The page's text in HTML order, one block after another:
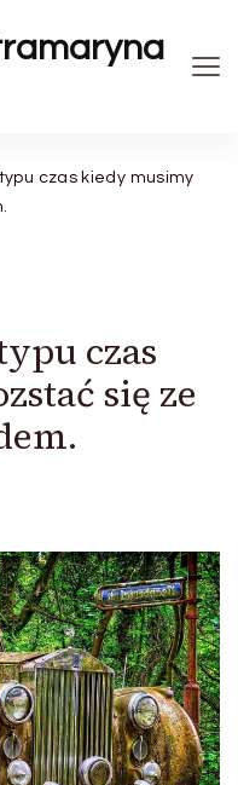
czas kiedy musimy
czas
się ze